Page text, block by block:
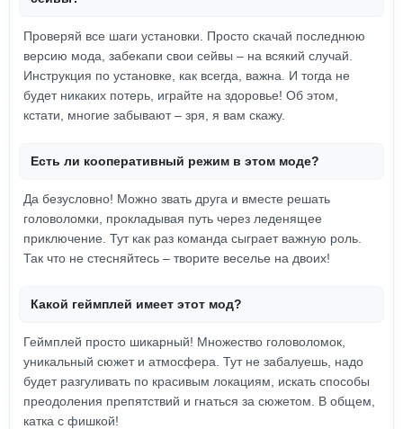
Проверяй все шаги установки. Просто скачай последнюю
версию мода, забекапи свои сейвы – на всякий случай.
Инструкция по установке, как всегда, важна. И тогда не
будет никаких потерь, играйте на здоровье! Об этом,
кстати, многие забывают – зря, я вам скажу.
Есть ли кооперативный режим в этом моде?
Да безусловно! Можно звать друга и вместе решать
головоломки, прокладывая путь через леденящее
приключение. Тут как раз команда сыграет важную роль.
Так что не стесняйтесь – творите веселье на двоих!
Какой геймплей имеет этот мод?
Геймплей просто шикарный! Множество головоломок,
уникальный сюжет и атмосфера. Тут не забалуешь, надо
будет разгуливать по красивым локациям, искать способы
преодоления препятствий и гнаться за сюжетом. В общем,
катка с фишкой!